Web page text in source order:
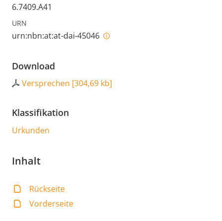
6.7409.A41
URN
urn:nbn:at:at-dai-45046
Download
Versprechen [304,69 kb]
Klassifikation
Urkunden
Inhalt
Rückseite
Vorderseite